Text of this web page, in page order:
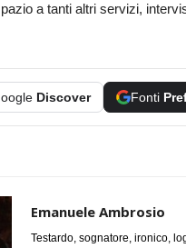
a tanti altri servizi,
Discover Fonti
Emanuele Ambrosio
Testardo, sognatore, ironico,